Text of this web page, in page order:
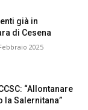
già in
di Cesena
2025
“Allontanare
la Salernitana”